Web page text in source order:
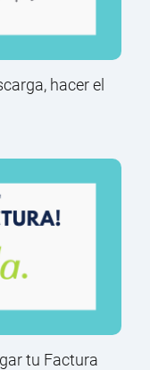
hacer el
tu Factura